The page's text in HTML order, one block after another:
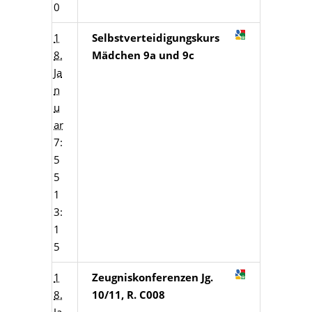
0
1
8.
Ja
n
u
ar
7:
5
5
1
3:
1
5
Selbstverteidigungskurs
Mädchen 9a und 9c
1
8.
Zeugniskonferenzen Jg.
10/11, R. C008